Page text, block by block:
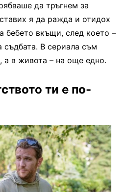
да тръгнем за
я да ражда и отидох
бебето вкъщи, след което –
съдбата. В сериала съм
в живота – на още едно.
ти е по-